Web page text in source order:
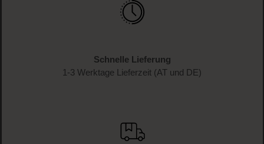
Schnelle Lieferung
1-3 Werktage Lieferzeit (AT und DE)